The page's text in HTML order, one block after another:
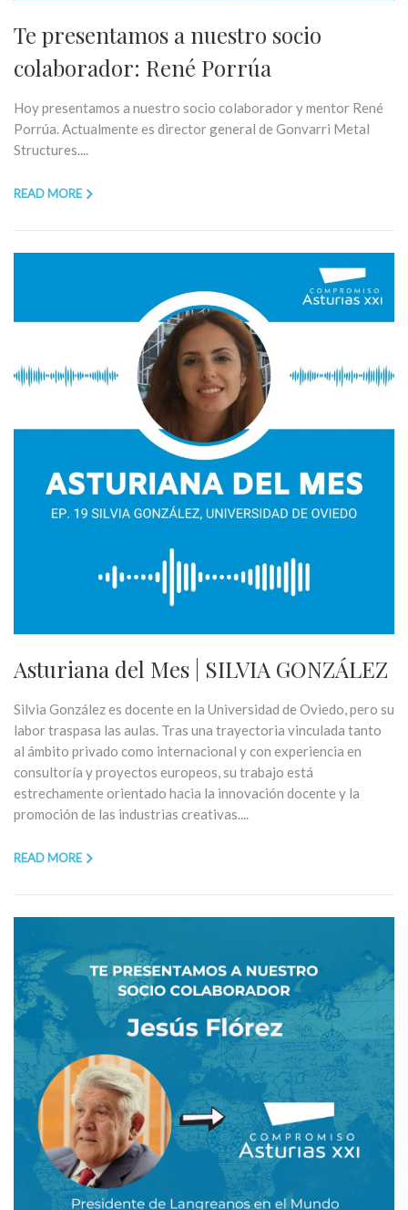
Te presentamos a nuestro socio
colaborador: René Porrúa
Hoy presentamos a nuestro socio colaborador y mentor René
Porrúa. Actualmente es director general de Gonvarri Metal
Structures....
READ MORE
Asturiana del Mes | SILVIA GONZÁLEZ
Silvia González es docente en la Universidad de Oviedo, pero su
labor traspasa las aulas. Tras una trayectoria vinculada tanto
al ámbito privado como internacional y con experiencia en
consultoría y proyectos europeos, su trabajo está
estrechamente orientado hacia la innovación docente y la
promoción de las industrias creativas....
READ MORE